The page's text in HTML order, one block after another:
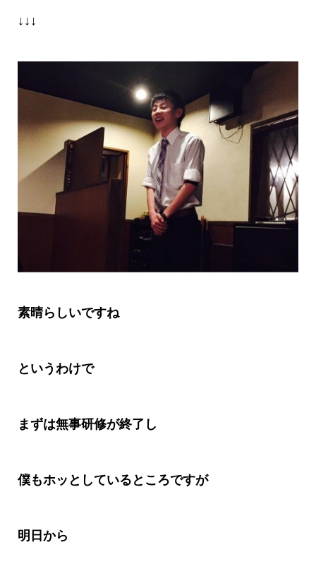
↓↓↓
素晴らしいですね
というわけで
まずは無事研修が終了し
僕もホッとしているところですが
明日から